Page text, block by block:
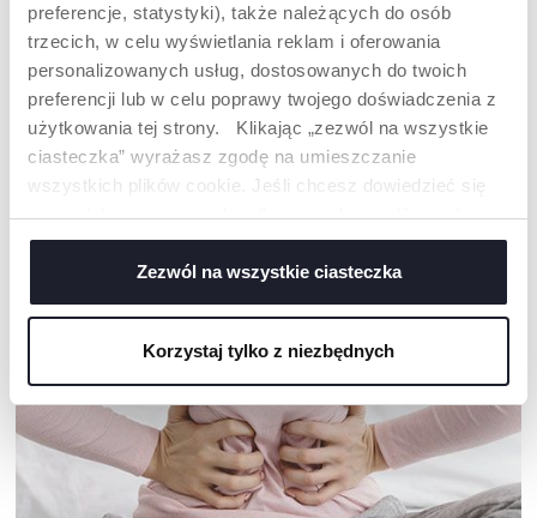
preferencje, statystyki), także należących do osób
trzecich, w celu wyświetlania reklam i oferowania
personalizowanych usług, dostosowanych do twoich
preferencji lub w celu poprawy twojego doświadczenia z
użytkowania tej strony. Klikając „zezwól na wszystkie
ciasteczka” wyrażasz zgodę na umieszczanie
wszystkich plików cookie. Jeśli chcesz dowiedzieć się
więcej lub wyrazić zgodę tylko na niektóre pliki cookie,
kliknij „Ustawienia”. Zamykając ten baner, wyrażasz
zgodę na używanie wyłącznie technicznych plików
cookie, które są niezbędne dla żądanej usługi.
Zezwól na wszystkie ciasteczka
Korzystaj tylko z niezbędnych
PIŁKA KAMELEON I
PANDA
SENSORYCZNA CHMURKA
NASZA RADA